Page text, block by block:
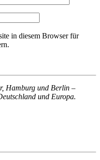
in diesem Browser für
Hamburg und Berlin –
und Europa.